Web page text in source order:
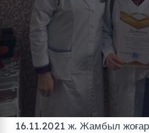
16.11.2021 ж. Жамбыл